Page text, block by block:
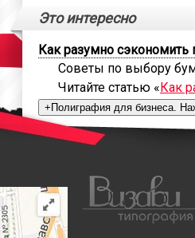
Это интересно
Как разумно сэкономить
Советы по выбору
Читайте статью « Как